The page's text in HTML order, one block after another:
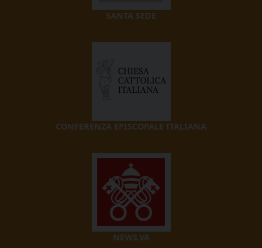
SANTA SEDE
CONFERENZA EPISCOPALE ITALIANA
NEWS.VA